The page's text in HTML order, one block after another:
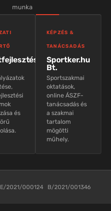
munka
és
KÉPZÉS &
TANÁCSADÁS
Sportker.hu
Bt.
Sportszakmai
oktatások,
online ÁSZF-
tanácsadás és
a szakmai
tartalom
mögötti
műhely.
E/2021/000124 B/2021/001346